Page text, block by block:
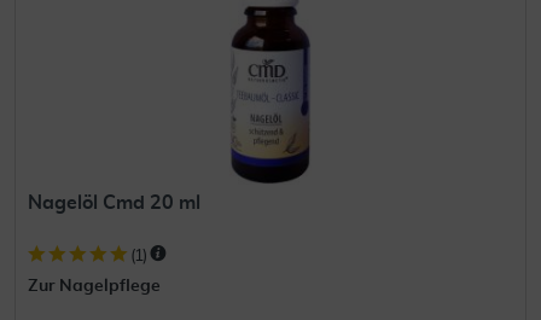
Nagelöl Cmd 20 ml
(1 )
Zur Nagelpflege